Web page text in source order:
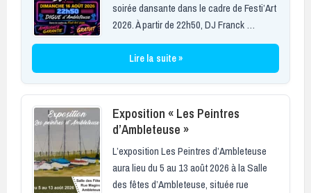
soirée dansante dans le cadre de Festi’Art
2026. À partir de 22h50, DJ Franck …
Lire la suite »
Exposition « Les Peintres
d’Ambleteuse »
L’exposition Les Peintres d’Ambleteuse
aura lieu du 5 au 13 août 2026 à la Salle
des fêtes d’Ambleteuse, située rue